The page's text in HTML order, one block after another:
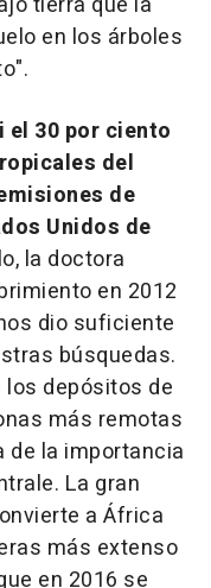
en los árboles
el 30 por ciento
del
de
Unidos de
la doctora
en 2012
dio suficiente
búsquedas.
los depósitos de
más remotas
de la importancia
La gran
a África
más extenso
en 2016 se